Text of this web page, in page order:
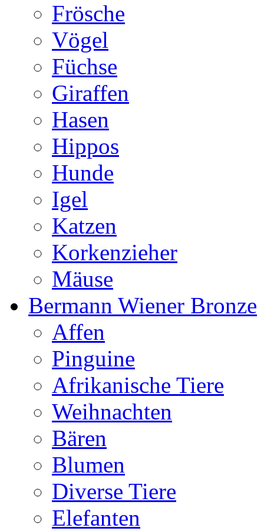
Frösche
Vögel
Füchse
Giraffen
Hasen
Hippos
Hunde
Igel
Katzen
Korkenzieher
Mäuse
Bermann Wiener Bronze
Affen
Pinguine
Afrikanische Tiere
Weihnachten
Bären
Blumen
Diverse Tiere
Elefanten